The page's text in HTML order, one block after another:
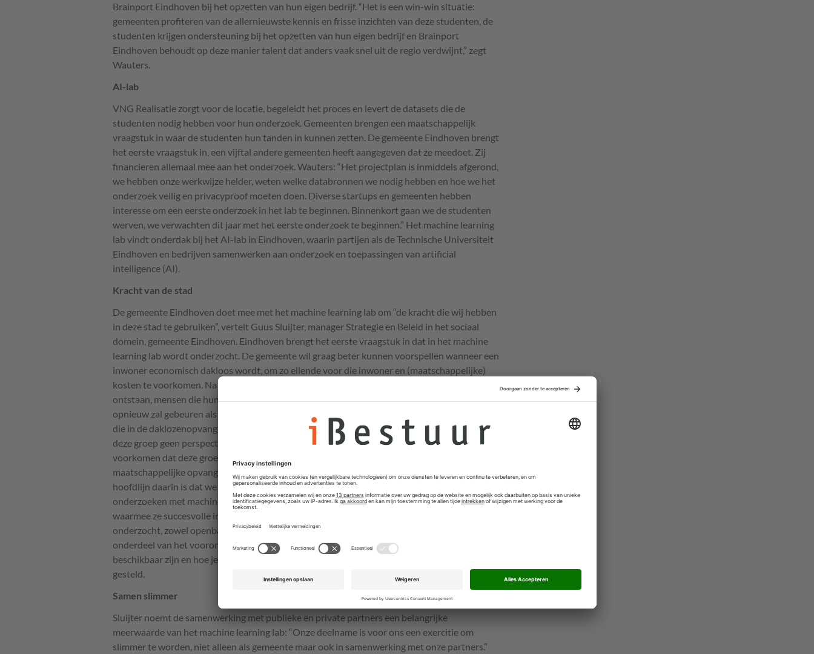
Brainport Eindhoven bij het opzetten van hun eigen bedrijf. “Het is een win-win situatie:
gemeenten profiteren van de allernieuwste kennis en frisse inzichten van deze studenten, de
studenten krijgen ondersteuning bij het opzetten van hun eigen bedrijf en Brainport
Eindhoven behoudt op deze manier talent dat anders vaak snel uit de regio verdwijnt,” zegt
Wauters.
AI-lab
VNG Realisatie zorgt voor de locatie, begeleidt het proces en levert de datasets die de
studenten nodig hebben voor hun onderzoek. Gemeenten brengen een maatschappelijk
vraagstuk in waar de studenten hun tanden in kunnen zetten. De gemeente Eindhoven brengt
het eerste vraagstuk in, een vijftal andere gemeenten heeft aangegeven dat ze meedoet. Zij
financieren allemaal mee aan het onderzoek. Wauters: “Het projectplan is inmiddels afgerond,
we hebben onze werkwijze helder, weten welke databronnen we nodig hebben en hoe we het
onderzoek veilig en privacyproof moeten doen. Diverse startups en gemeenten hebben
interesse om een eerste onderzoek in het lab te beginnen. Binnenkort gaan we de studenten
werven, we verwachten dit jaar met het eerste onderzoek te beginnen.” Het machine learning
lab vindt onderdak bij het AI-lab in Eindhoven, waarin partijen als de Technische Universiteit
Eindhoven en bedrijven samenwerken aan onderzoek en toepassingen van artificial
intelligence (AI).
Kracht van de stad
De gemeente Eindhoven doet mee met het machine learning lab om “de kracht die wij hebben
in deze stad te gebruiken”, vertelt Guus Sluijter, manager Strategie en Beleid in het sociaal
domein, gemeente Eindhoven. Eindhoven brengt het eerste vraagstuk in dat in het machine
learning lab wordt onderzocht. De gemeente wil graag beter kunnen voorspellen wanneer een
inwoner economisch dakloos wordt, om zo ellende voor die inwoner en (maatschappelijke)
kosten te voorkomen. Na de crisis van 2008 zagen gemeenten een nieuwe groep daklozen
ontstaan, mensen die hun huis kwijtraakten door financiële problemen. “We vrezen dat dit
opnieuw zal gebeuren als de economische crisis door corona doorzet. Dit is een groep mensen
die in de daklozenopvang terechtkomt maar daar eigenlijk niet hoort, want die opvang biedt
deze groep geen perspectief. Bovendien is een opvangplek kostbaar. We willen dus heel graag
voorkomen dat deze groep dakloos wordt. Die doelstelling past bij ons nieuwe
maatschappelijke opvangbeleid, dat onlangs met de gemeenteraad is vastgesteld. De
hoofdlijn daarin is dat we zwaar inzetten op preventie,” vertelt Sluijter. Door datasets te
onderzoeken met machine learning, verwacht de gemeente bepaalde patronen te vinden
waarmee ze succesvolle interventies kan ontwikkelen. Daarvoor worden allerlei datasets
onderzocht, zowel openbare data als die van de overheid en private partijen. Een belangrijk
onderdeel van het vooronderzoek datVNGRealisatie deed ging over welke datasets
beschikbaar zijn en hoe je voldoet aan de privacy-eisen die aan dit soort onderzoeken worden
gesteld.
Samen slimmer
Sluijter noemt de samenwerking met publieke en private partners een belangrijke
meerwaarde van het machine learning lab: “Onze deelname is voor ons een exercitie om
slimmer te worden, niet alleen als gemeente maar ook in samenwerking met onze partners.”